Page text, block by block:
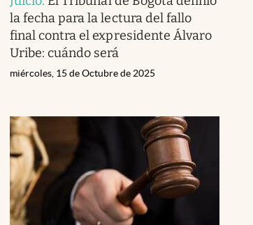
la fecha para la lectura del fallo
final contra el expresidente Álvaro
Uribe: cuándo será
miércoles, 15 de Octubre de 2025